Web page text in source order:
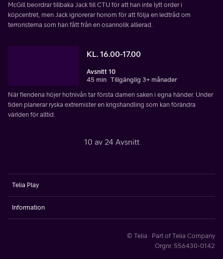
McGill beordrar tillbaka Jack till CTU för att han inte lytt order i
köpcentret, men Jack ignorerar honom för att följa en ledtråd om
terroristerna som han fått från en osannolik allierad.
KL. 16.00-17.00
Avsnitt 10
45 min Tillgänglig 3+ månader
När fiendena höjer hotnivån tar första damen saken i egna händer. Under
tiden planerar ryska extremister en krigshandling som kan förändra
världen för alltid.
10 av 24 Avsnitt
Telia Play
Information
© Telia · Part of Telia Company
Orgnr. 556430-0142